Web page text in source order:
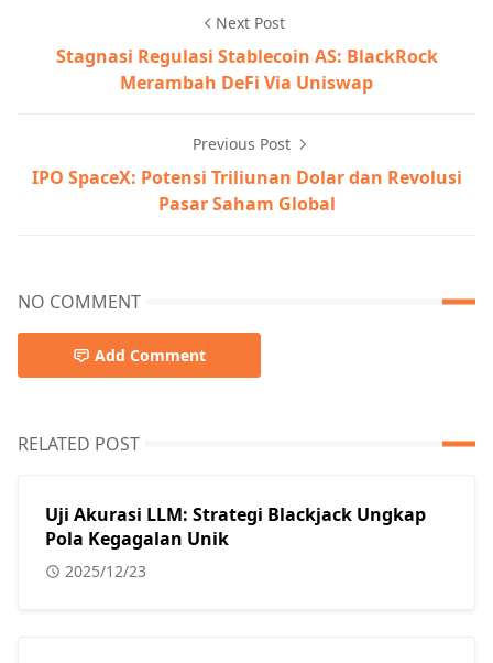
Next Post
Stagnasi Regulasi Stablecoin AS: BlackRock
Merambah DeFi Via Uniswap
Previous Post
IPO SpaceX: Potensi Triliunan Dolar dan Revolusi
Pasar Saham Global
NO COMMENT
Add Comment
RELATED POST
Uji Akurasi LLM: Strategi Blackjack Ungkap
Pola Kegagalan Unik
2025/12/23